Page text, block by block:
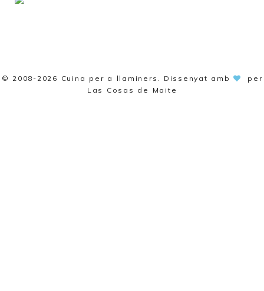
© 2008-2026 Cuina per a llaminers . Dissenyat amb
per
Las Cosas de Maite